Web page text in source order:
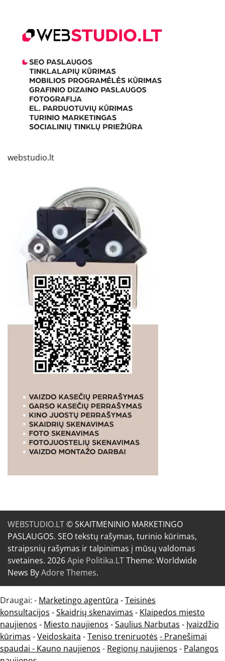
webstudio.lt
WEBSTUDIO.LT© SKAITMENINIO MARKETINGO
PASLAUGOS. SEO tekstų rašymas, turinio kūrimas,
straipsnių rašymas ir talpinimas į mūsų valdomas
svetaines. 2026Apie Politika.LTTheme: Worldwide
News ByAdore Themes.
Draugai: - Marketingo agentūra -Teisinės
konsultacijos -Skaidrių skenavimas - Klaipedos miesto
naujienos - Miesto naujienos -Saulius Narbutas - Įvaizdžio
kūrimas -Veidoskaita -Teniso treniruotės - Pranešimai
spaudai - Kauno naujienos - Regionų naujienos - Palangos